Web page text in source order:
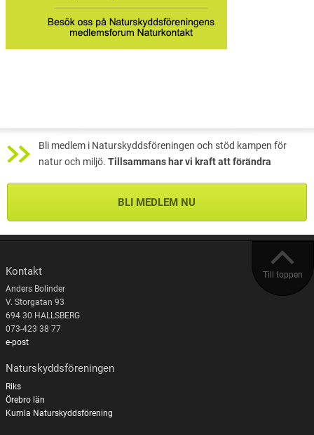
Bli medlem i Naturskyddsföreningen och stöd kampen för
natur och miljö. Tillsammans har vi kraft att förändra
BLI MEDLEM NU
Till toppen
Kontakt
Anders Bolinder
V. Storgatan 93
694 30 HALLSBERG
073-423 38 77
e-post
Naturskyddsföreningen
Riks
Örebro län
Kumla Naturskyddsförening